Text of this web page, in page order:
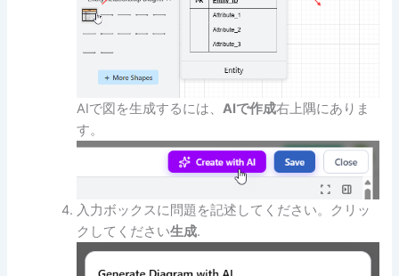
AIで図を生成するには、AIで作成右上隅にありま
す。
入力ボックスに問題を記述してください。クリッ
クしてください生成.